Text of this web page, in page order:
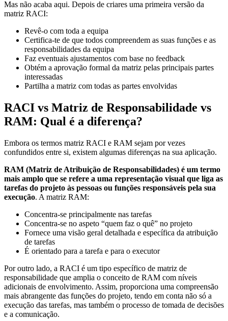
Mas não acaba aqui. Depois de criares uma primeira versão da
matriz RACI:
Revê-o com toda a equipa
Certifica-te de que todos compreendem as suas funções e as
responsabilidades da equipa
Faz eventuais ajustamentos com base no feedback
Obtém a aprovação formal da matriz pelas principais partes
interessadas
Partilha a matriz com todas as partes envolvidas
RACI vs Matriz de Responsabilidade vs
RAM: Qual é a diferença?
Embora os termos matriz RACI e RAM sejam por vezes
confundidos entre si, existem algumas diferenças na sua aplicação.
RAM (Matriz de Atribuição de Responsabilidades) é um termo
mais amplo que se refere a uma representação visual que liga as
tarefas do projeto às pessoas ou funções responsáveis pela sua
execução. A matriz RAM:
Concentra-se principalmente nas tarefas
Concentra-se no aspeto “quem faz o quê” no projeto
Fornece uma visão geral detalhada e específica da atribuição
de tarefas
É orientado para a tarefa e para o executor
Por outro lado, a RACI é um tipo específico de matriz de
responsabilidade que amplia o conceito de RAM com níveis
adicionais de envolvimento. Assim, proporciona uma compreensão
mais abrangente das funções do projeto, tendo em conta não só a
execução das tarefas, mas também o processo de tomada de decisões
e a comunicação.